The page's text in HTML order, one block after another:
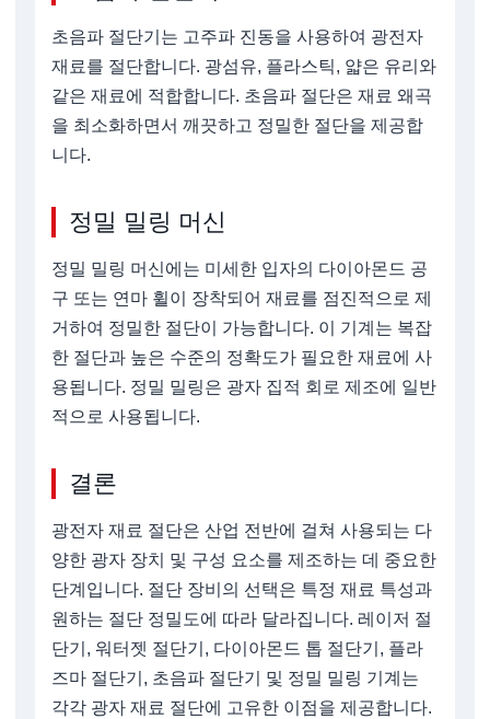
초음파 절단기는 고주파 진동을 사용하여 광전자
재료를 절단합니다. 광섬유, 플라스틱, 얇은 유리와
같은 재료에 적합합니다. 초음파 절단은 재료 왜곡
을 최소화하면서 깨끗하고 정밀한 절단을 제공합
니다.
정밀 밀링 머신
정밀 밀링 머신에는 미세한 입자의 다이아몬드 공
구 또는 연마 휠이 장착되어 재료를 점진적으로 제
거하여 정밀한 절단이 가능합니다. 이 기계는 복잡
한 절단과 높은 수준의 정확도가 필요한 재료에 사
용됩니다. 정밀 밀링은 광자 집적 회로 제조에 일반
적으로 사용됩니다.
결론
광전자 재료 절단은 산업 전반에 걸쳐 사용되는 다
양한 광자 장치 및 구성 요소를 제조하는 데 중요한
단계입니다. 절단 장비의 선택은 특정 재료 특성과
원하는 절단 정밀도에 따라 달라집니다. 레이저 절
단기, 워터젯 절단기, 다이아몬드 톱 절단기, 플라
즈마 절단기, 초음파 절단기 및 정밀 밀링 기계는
각각 광자 재료 절단에 고유한 이점을 제공합니다.